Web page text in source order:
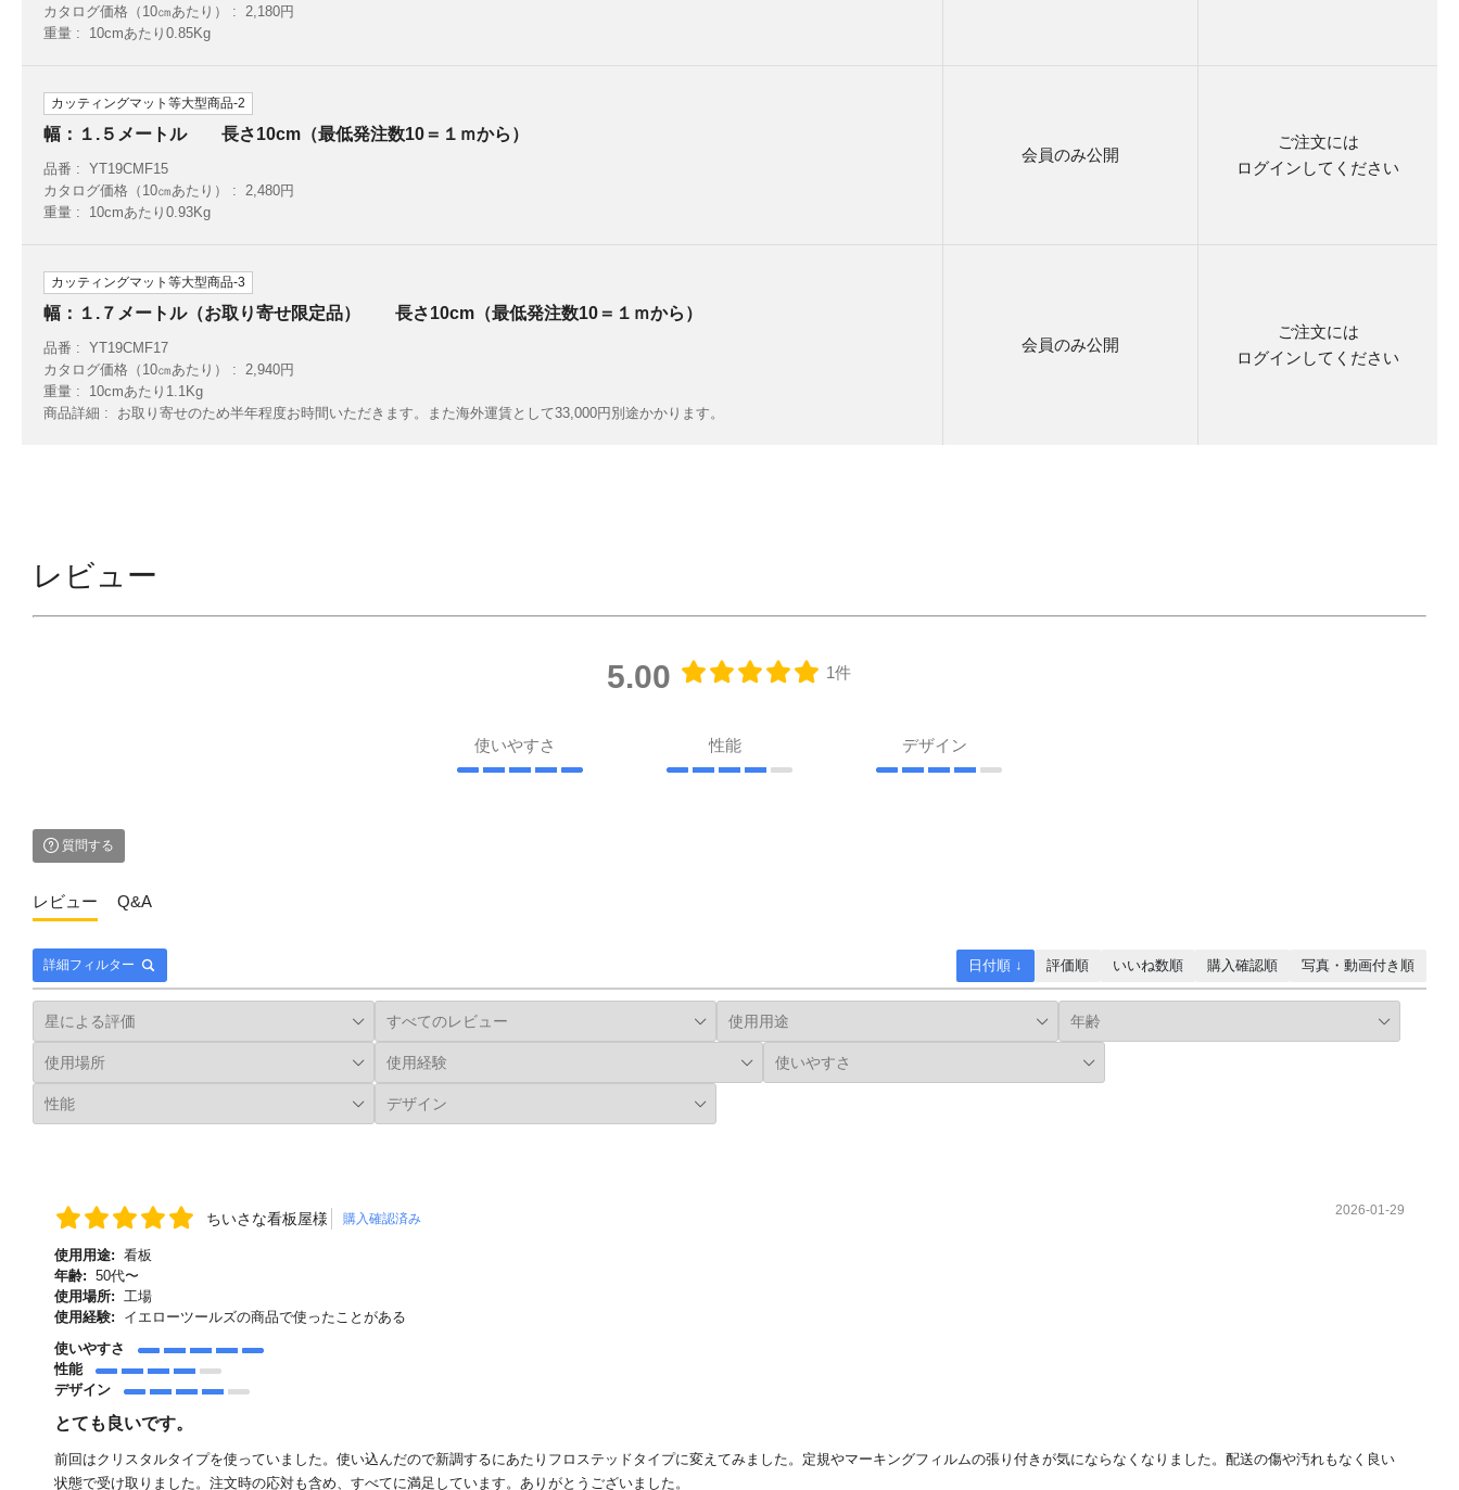
カタログ価格（10㎝あたり）
2,180円
重量
10cmあたり0.85Kg
カッティングマット等大型商品-2
幅：１.５メートル 長さ10cm（最低発注数10＝１ｍから）
品番
YT19CMF15
カタログ価格（10㎝あたり）
2,480円
重量
10cmあたり0.93Kg
会員のみ公開
ご注文には
ログイン してください
カッティングマット等大型商品-3
幅：１.７メートル（お取り寄せ限定品） 長さ10cm（最低発注数10＝１ｍから）
品番
YT19CMF17
カタログ価格（10㎝あたり）
2,940円
重量
10cmあたり1.1Kg
商品詳細
お取り寄せのため半年程度お時間いただきます。また海外運賃として33,000円別途かかります。
会員のみ公開
ご注文には
ログイン してください
レビュー
5.00 1件
使いやすさ 性能 デザイン
質問する
レビュー Q&A
詳細フィルター 日付順 ↓ 評価順 いいね数順 購入確認順 写真・動画付き順
ちいさな看板屋様 購入確認済み
2026-01-29
使用用途: 看板
年齢: 50代〜
使用場所: 工場
使用経験:
イエローツールズの商品で使ったことがある
使いやすさ
性能
デザイン
とても良いです。
前回はクリスタルタイプを使っていました。使い込んだので新調するにあたりフロステッドタイプに変えてみました。定規やマーキングフィルムの張り付きが気にならなくなりました。配送の傷や汚れもなく良い
状態で受け取りました。注文時の応対も含め、すべてに満足しています。ありがとうございました。